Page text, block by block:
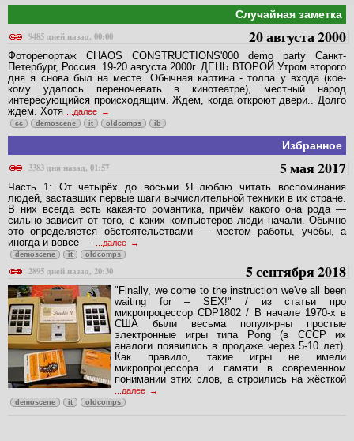
Случайная заметка
9485 дней назад, 00:00
20 августа 2000
Фоторепортаж CHAOS CONSTRUCTIONS'000 demo party Санкт-
Петербург, Россия. 19-20 августа 2000г. ДЕНЬ ВТОРОЙ Утром второго
дня я снова был на месте. Обычная картина - толпа у входа (кое-
кому удалось переночевать в кинотеатре), местный народ
интересующийся происходящим. Ждем, когда откроют двери.. Долго
ждем. Хотя
...далее
cc demoscene it oldcomps ib
Избранное
3383 дня назад, 01:57
5 мая 2017
Часть 1: От четырёх до восьми Я люблю читать воспоминания
людей, заставших первые шаги вычислительной техники в их стране.
В них всегда есть какая-то романтика, причём какого она рода —
сильно зависит от того, с каких компьютеров люди начали. Обычно
это определяется обстоятельствами — местом работы, учёбы, а
иногда и вовсе —
...далее
demoscene it oldcomps
2895 дней назад, 20:30 5 сентября 2018
"Finally, we come to the instruction we've all been
waiting for – SEX!" / из статьи про
микропроцессор CDP1802 / В начале 1970-х в
США были весьма популярны простые
электронные игры типа Pong (в СССР их
аналоги появились в продаже через 5-10 лет).
Как правило, такие игры не имели
микропроцессора и памяти в современном
понимании этих слов, а строились на жёсткой
...далее
demoscene it oldcomps